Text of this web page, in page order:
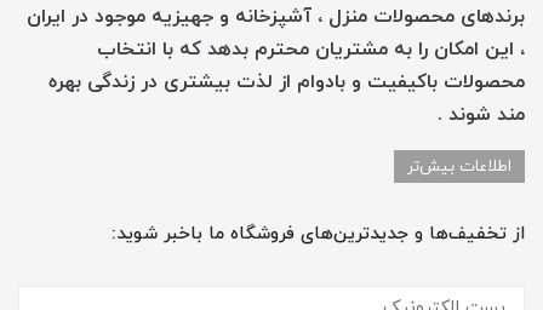
برندهای محصولات منزل ، آشپزخانه و جهیزیه موجود در ایران
، این امکان را به مشتریان محترم بدهد که با انتخاب
محصولات باکیفیت و بادوام از لذت بیشتری در زندگی بهره
مند شوند .
اطلاعات بیش‌تر
از تخفیف‌ها و جدیدترین‌های فروشگاه ما باخبر شوید: